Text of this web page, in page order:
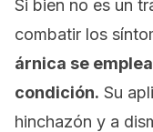
Si bien no es un
combatir los
árnica se
condición. Su
hinchazón y a